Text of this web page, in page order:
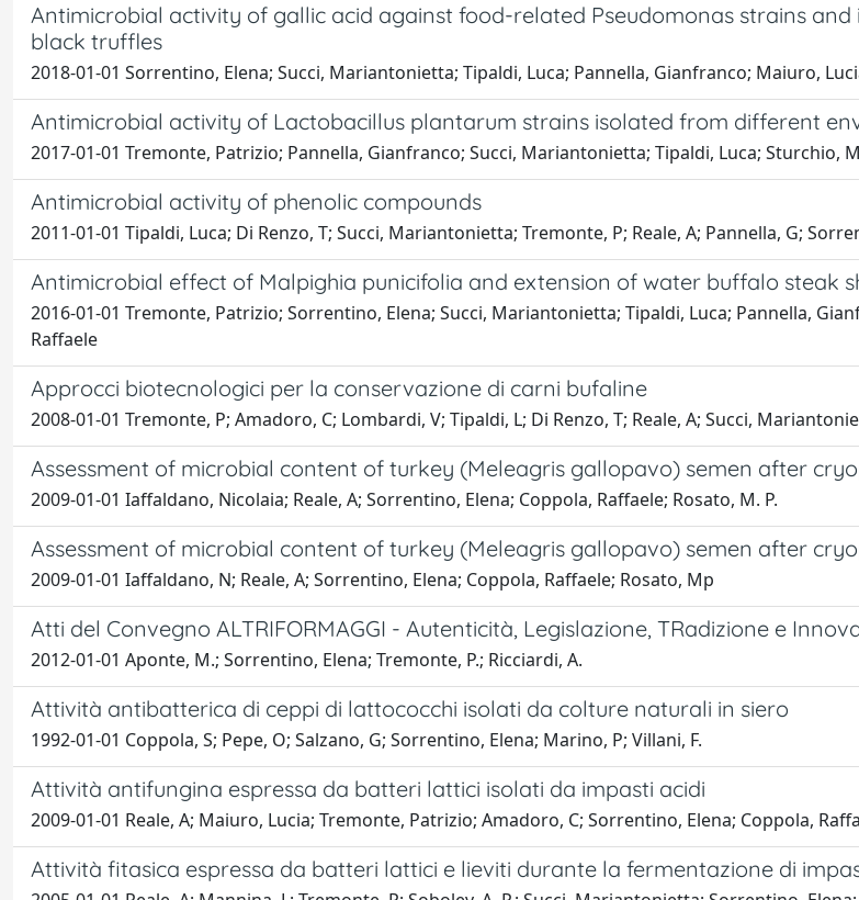
Antimicrobial activity of gallic acid against food-related Pseudomonas strains
black truffles
2018-01-01 Sorrentino, Elena; Succi, Mariantonietta; Tipaldi, Luca; Pannella, Gianfranco; Maiuro,
Antimicrobial activity of Lactobacillus plantarum strains isolated from different
2017-01-01 Tremonte, Patrizio; Pannella, Gianfranco; Succi, Mariantonietta; Tipaldi, Luca; Sturchio,
Antimicrobial activity of phenolic compounds
2011-01-01 Tipaldi, Luca; Di Renzo, T; Succi, Mariantonietta; Tremonte, P; Reale, A; Pannella, G;
Antimicrobial effect of Malpighia punicifolia and extension of water buffalo steak
2016-01-01 Tremonte, Patrizio; Sorrentino, Elena; Succi, Mariantonietta; Tipaldi, Luca; Pannella,
Raffaele
Approcci biotecnologici per la conservazione di carni bufaline
2008-01-01 Tremonte, P; Amadoro, C; Lombardi, V; Tipaldi, L; Di Renzo, T; Reale, A; Succi,
Assessment of microbial content of turkey (Meleagris gallopavo) semen after
2009-01-01 Iaffaldano, Nicolaia; Reale, A; Sorrentino, Elena; Coppola, Raffaele; Rosato, M. P.
Assessment of microbial content of turkey (Meleagris gallopavo) semen after
2009-01-01 Iaffaldano, N; Reale, A; Sorrentino, Elena; Coppola, Raffaele; Rosato, Mp
Atti del Convegno ALTRIFORMAGGI - Autenticità, Legislazione, TRadizione e
2012-01-01 Aponte, M.; Sorrentino, Elena; Tremonte, P.; Ricciardi, A.
Attività antibatterica di ceppi di lattococchi isolati da colture naturali in siero
1992-01-01 Coppola, S; Pepe, O; Salzano, G; Sorrentino, Elena; Marino, P; Villani, F.
Attività antifungina espressa da batteri lattici isolati da impasti acidi
2009-01-01 Reale, A; Maiuro, Lucia; Tremonte, Patrizio; Amadoro, C; Sorrentino, Elena; Coppola,
Attività fitasica espressa da batteri lattici e lieviti durante la fermentazione di